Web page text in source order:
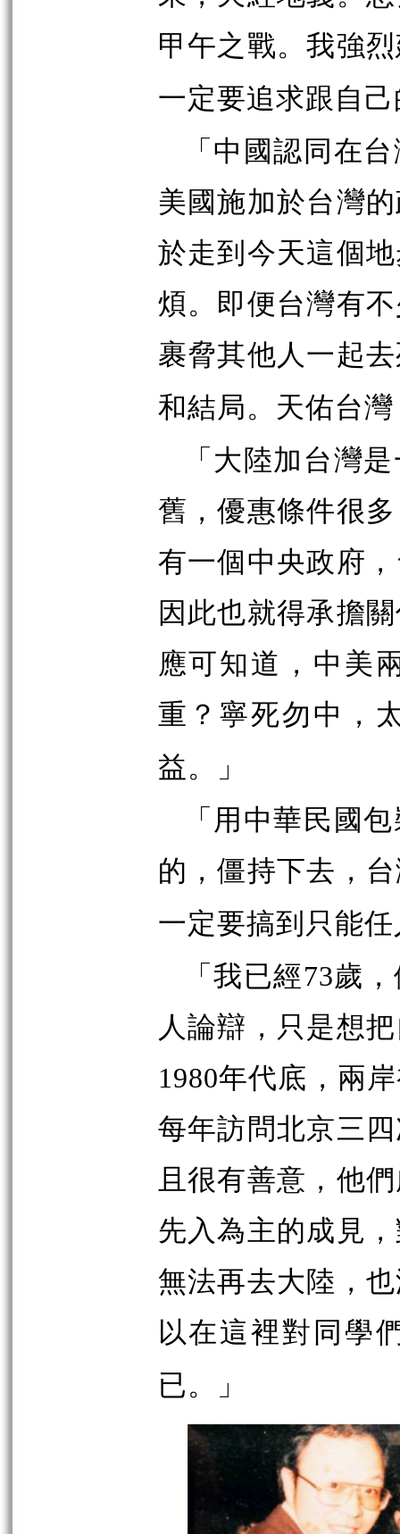
甲午之戰。我強
一定要追求跟自
「中國認同在
美國施加於台灣
於走到今天這個
煩。即便台灣有
裹脅其他人一起
和結局。天佑台
「大陸加台灣
舊，優惠條件很
有一個中央政府
因此也就得承擔
應可知道，中美
重？寧死勿中，
益。
」
「 用中華民國
的，僵持下去，
一定要搞到只能
「我已經73歲
人論辯，只是想
1980年代底，兩
每年訪問北京三
且很有善意，他
先入為主的成見
無法再去大陸，
以在這裡對同學
已。
」